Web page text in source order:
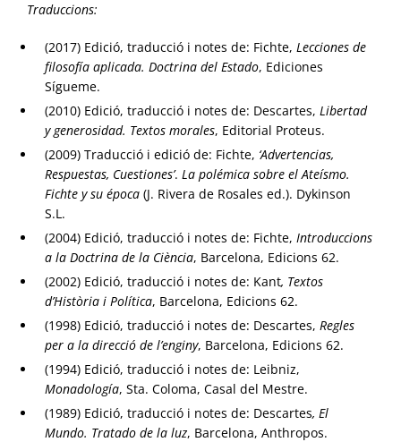
Traduccions:
(2017) Edició, traducció i notes de: Fichte, Lecciones de
filosofía aplicada. Doctrina del Estado, Ediciones
Sígueme.
(2010) Edició, traducció i notes de: Descartes, Libertad
y generosidad. Textos morales, Editorial Proteus.
(2009) Traducció i edició de: Fichte, ‘Advertencias,
Respuestas, Cuestiones’. La polémica sobre el Ateísmo.
Fichte y su época(J. Rivera de Rosales ed.). Dykinson
S.L.
(2004) Edició, traducció i notes de: Fichte, Introduccions
a la Doctrina de la Ciència, Barcelona, Edicions 62.
(2002) Edició, traducció i notes de: Kant, Textos
d’Història i Política, Barcelona, Edicions 62.
(1998) Edició, traducció i notes de: Descartes, Regles
per a la direcció de l’enginy, Barcelona, Edicions 62.
(1994) Edició, traducció i notes de: Leibniz,
Monadología, Sta. Coloma, Casal del Mestre.
(1989) Edició, traducció i notes de: Descartes, El
Mundo. Tratado de la luz, Barcelona, Anthropos.